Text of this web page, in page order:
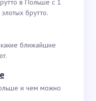
в Польше с 1
брутто.
ближайшие
и чем можно